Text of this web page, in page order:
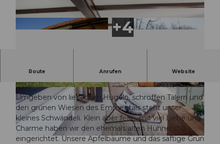
© Erlebnismacher AG, abgelichtet.ch - Patric Borchert
© Erlebnismacher AG, abgelichtet.ch - Patric B
orchert
© Erlebnismacher AG, abgelichtet.ch - Patric B
orchert
Route Anrufen Website
Wenn der Mensch zur Ruhe gekommen ist, dann
wirkt er.
Umgeben von lieblichen Hügeln, schroffen Tälern und
den grünen Wiesen des Emmentals steht unser
kleines Schwändeli. Klein aber fein… mit viel Liebe und
Charme haben wir den ehemals alten Hühnerstall
eingerichtet. Unsere Apfelbäume und das saftige Grün